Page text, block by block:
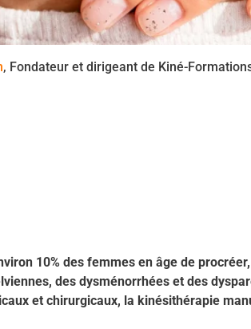
, Fondateur et dirigeant de Kiné-
10% des femmes en âge de
des dysménorrhées et des
et chirurgicaux, la kinésithérapie